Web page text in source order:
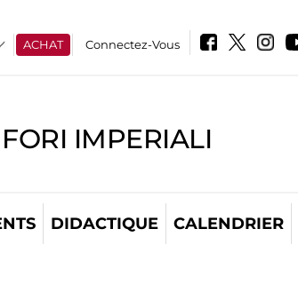
ACHAT Connectez-Vous
IMPERIALI
DIDACTIQUE CALENDRIER